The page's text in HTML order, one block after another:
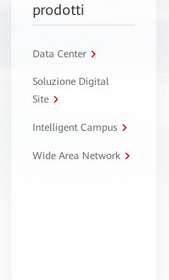
prodotti
Data Center
Soluzione Digital
Site
Intelligent Campus
Wide Area Network